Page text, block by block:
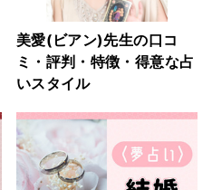
美愛(ビアン)先生の口コ
ミ・評判・特徴・得意な占
いスタイル